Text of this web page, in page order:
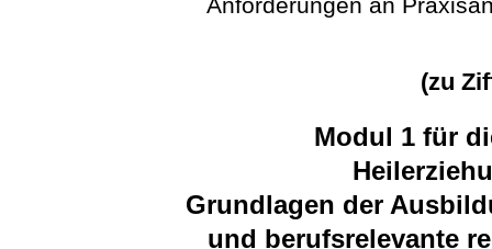
(zu
Modul 1 für
Grundlagen der
und berufsrelevante